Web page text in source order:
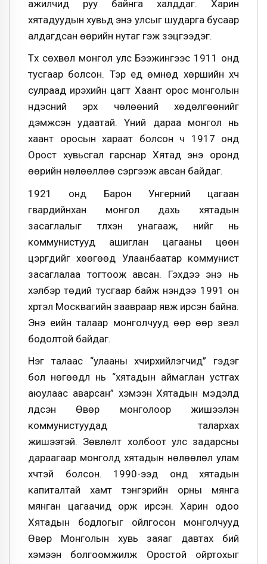
ажилчид руу байнга халддаг. Харин
хятадуудын хувьд энэ улсыг шударга бусаар
алдагдсан өөрийн нутаг гэж үзэцгээдэг.
Түүх сөхвөл монгол улс Бээжингээс 1911 онд
тусгаар болсон. Тэр үед өмнөд хөршийн хүч
сулраад ирэхийн цагт Хаант орос монголын
үндэсний эрх чөлөөний хөдөлгөөнийг
дэмжсэн удаатай. Үүний дараа монгол нь
хаант оросын хараат болсон ч 1917 онд
Орост хувьсгал гарснар Хятад энэ оронд
өөрийн нөлөөллөө сэргээж авсан байдаг.
1921 онд Барон Унгерний цагаан
гвардийнхан монгол дахь хятадын
засаглалыг түлхэн унагааж, үүнийг нь
коммунистууд ашиглан цагааны цөөн
цэргүүдийг хөөгөөд Улаанбаатар коммунист
засаглалаа тогтоож авсан. Гэхдээ энэ нь
хэлбэр төдий тусгаар байж үнэндээ 1991 он
хүртэл Москвагийн заавраар явж ирсэн байна.
Энэ үеийн талаар монголчууд өөр өөр үзеэл
бодолтой байдаг.
Нэг талаас “улааны хүчирхийлэгчид” гэдэг
бол нөгөөдүүл нь “хятадын аймаглан устгах
аюулаас аварсан” хэмээн Хятадын мэдэлд
үлдсэн Өвөр монголоор жишээлэн
коммунистуудад талархах
жишээтэй. Зөвлөлт холбоот улс задарсны
дараагаар монголд хятадын нөлөөлөл улам
хүчтэй болсон. 1990-ээд онд хятадын
капиталтай хамт тэнгэрийн орны мянга
мянган цагаачид орж ирсэн. Харин одоо
Хятадын бодлогыг ойлгосон монголчууд
Өвөр Монголын хувь заяаг давтах бий
хэмээн болгоомжилж Оростой ойртохыг